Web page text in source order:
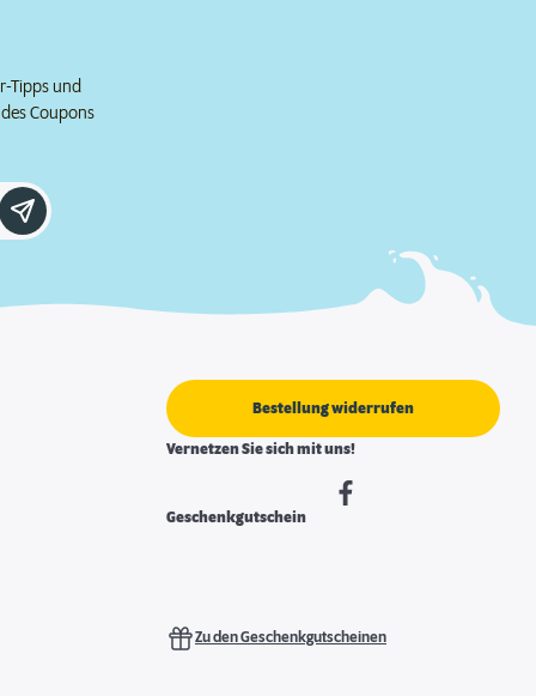
Tipps und
Coupons
Bestellung widerrufen
Vernetzen Sie sich mit uns!
Geschenkgutschein
Zu den Geschenkgutscheinen